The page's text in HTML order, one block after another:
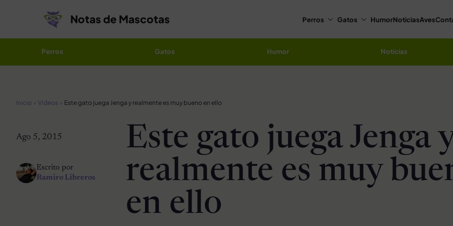
Notas de Mascotas Perros Gatos HumorNoticiasAves
Perros Gatos Humor Noticias
Inicio Videos Este gato juega Jenga y realmente es muy bueno en ello
Ago 5, 2015
Escrito por
Ramiro Libreros
Este gato juega Jenga
realmente es muy
en ello